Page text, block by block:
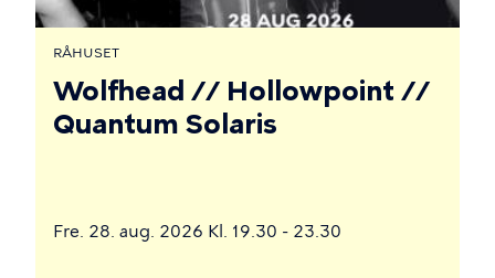
RÅHUSET
Wolfhead // Hollowpoint //
Quantum Solaris
Fre. 28. aug. 2026 Kl. 19.30 - 23.30